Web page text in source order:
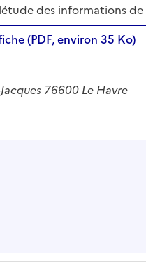
des informations de
(PDF, environ 35 Ko)
76600 Le Havre